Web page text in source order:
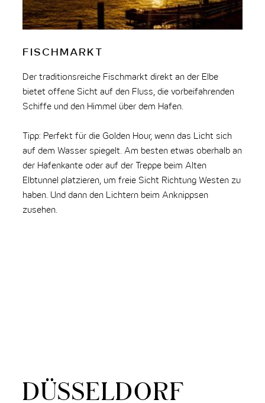
FISCHMARKT
Der traditionsreiche Fischmarkt direkt an der Elbe
bietet offene Sicht auf den Fluss, die vorbeifahrenden
Schiffe und den Himmel über dem Hafen.
Tipp: Perfekt für die Golden Hour, wenn das Licht sich
auf dem Wasser spiegelt. Am besten etwas oberhalb an
der Hafenkante oder auf der Treppe beim Alten
Elbtunnel platzieren, um freie Sicht Richtung Westen zu
haben. Und dann den Lichtern beim Anknippsen
zusehen.
DÜSSELDORF